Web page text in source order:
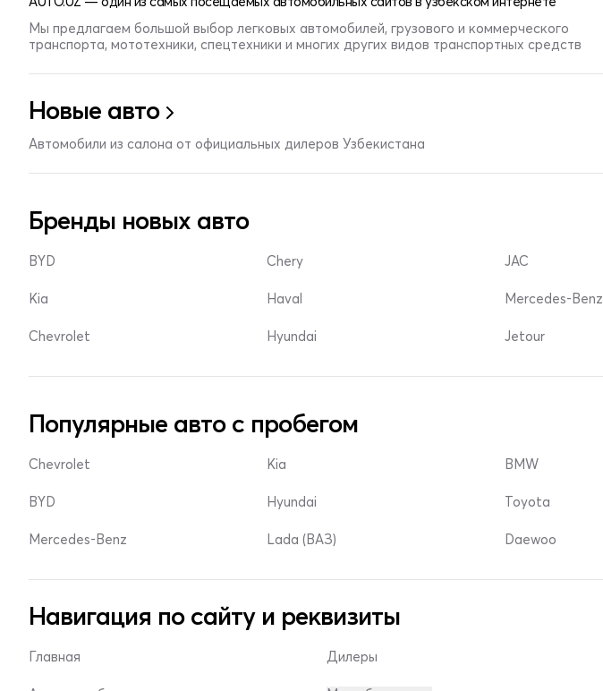
Мы предлагаем большой выбор легковых автомобилей, грузового и коммерческого
транспорта, мототехники, спецтехники и многих других видов транспортных средств
Новые авто
Автомобили из салона от официальных дилеров Узбекистана
Бренды новых авто
BYD
Kia
Chevrolet
Chery
Haval
Hyundai
JAC
Mercedes-Benz
Jetour
Популярные авто с пробегом
Chevrolet
BYD
Mercedes-Benz
Kia
Hyundai
Lada (ВАЗ)
BMW
Toyota
Daewoo
Навигация по сайту и реквизиты
Главная Дилеры